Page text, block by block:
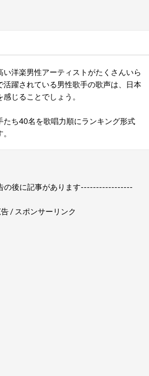
洋楽男性アーティストがたくさんいら
活躍されている男性歌手の歌声は、日本
じることでしょう。
たち40名を歌唱力順にランキング形式
後に記事があります-----------------
/ スポンサーリンク